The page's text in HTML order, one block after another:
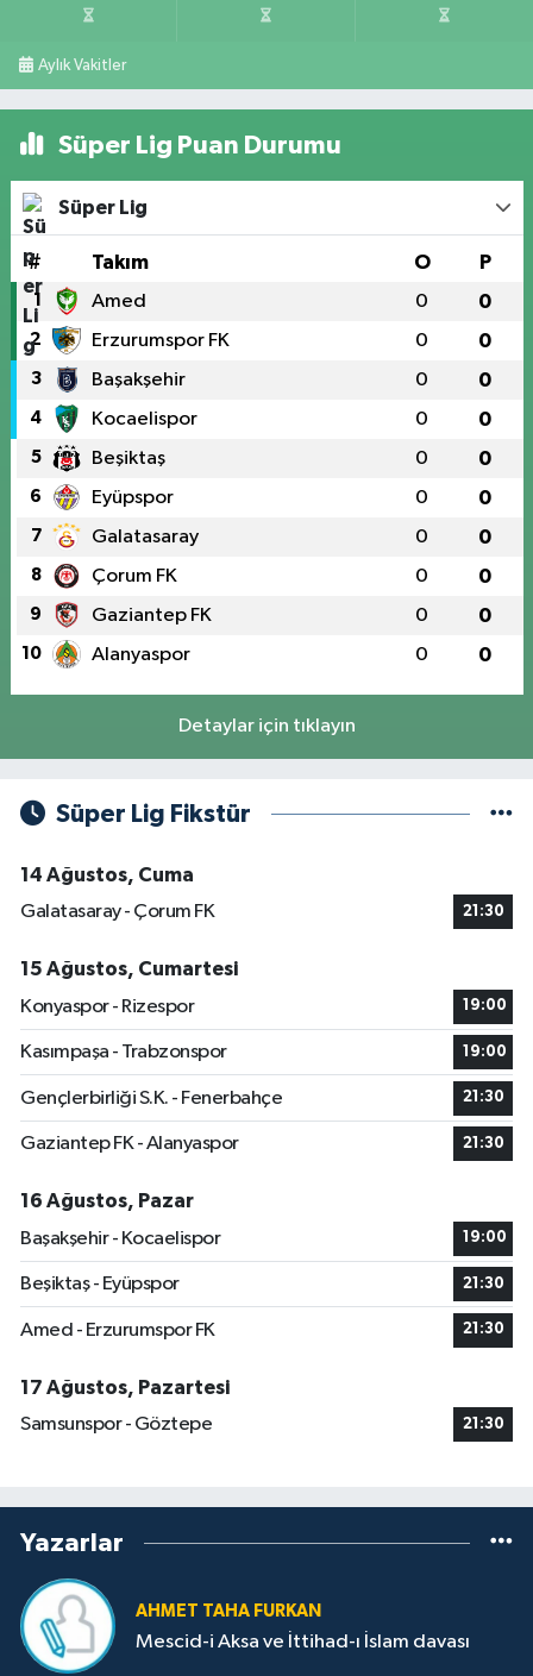
Aylık Vakitler
Süper Lig Puan Durumu
Süper Lig
# Takım O P
1 Amed 0 0
2 Erzurumspor FK 0 0
3 Başakşehir 0 0
4 Kocaelispor 0 0
5 Beşiktaş 0 0
6 Eyüpspor 0 0
7 Galatasaray 0 0
8 Çorum FK 0 0
9 Gaziantep FK 0 0
10 Alanyaspor 0 0
Detaylar için tıklayın
Süper Lig Fikstür
14 Ağustos, Cuma
Galatasaray - Çorum FK
21:30
15 Ağustos, Cumartesi
Konyaspor - Rizespor
19:00
Kasımpaşa - Trabzonspor 19:00
Gençlerbirliği S.K. - Fenerbahçe 21:30
Gaziantep FK - Alanyaspor 21:30
16 Ağustos, Pazar
Başakşehir - Kocaelispor
19:00
Beşiktaş - Eyüpspor 21:30
Amed - Erzurumspor FK 21:30
17 Ağustos, Pazartesi
Samsunspor - Göztepe
21:30
Yazarlar
AHMET TAHA FURKAN
Mescid-i Aksa ve İttihad-ı İslam davası